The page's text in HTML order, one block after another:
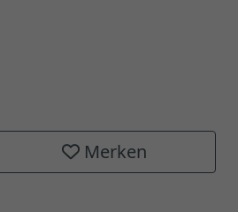
Merken